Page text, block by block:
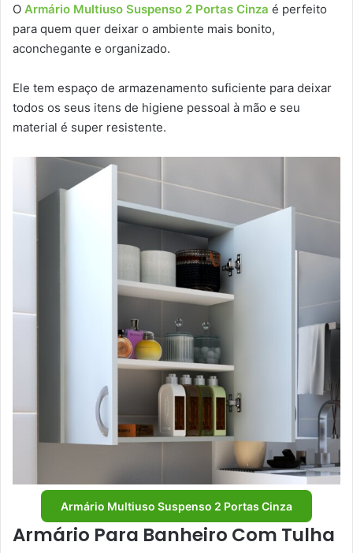
O Armário Multiuso Suspenso 2 Portas Cinza é perfeito
para quem quer deixar o ambiente mais bonito,
aconchegante e organizado.
Ele tem espaço de armazenamento suficiente para deixar
todos os seus itens de higiene pessoal à mão e seu
material é super resistente.
Armário Multiuso Suspenso 2 Portas Cinza
Armário Para Banheiro Com Tulha